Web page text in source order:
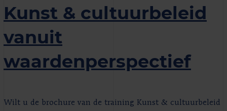
Kunst & cultuurbeleid
vanuit
waardenperspectief
Wilt u de brochure van de training Kunst & cultuurbeleid